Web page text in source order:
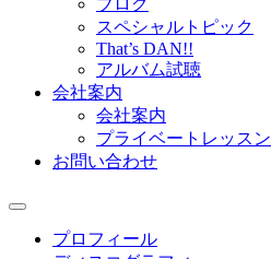
ブログ
スペシャルトピック
That’s DAN!!
アルバム試聴
会社案内
会社案内
プライベートレッスン
お問い合わせ
プロフィール